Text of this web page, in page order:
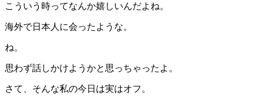
こういう時ってなんか嬉しいんだよね。
海外で日本人に会ったような。
ね。
思わず話しかけようかと思っちゃったよ。
さて、そんな私の今日は実はオフ。